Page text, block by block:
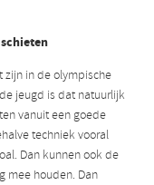
zijn in de olympische
jeugd is dat natuurlijk
vanuit een goede
techniek vooral
Dan kunnen ook de
mee houden. Dan